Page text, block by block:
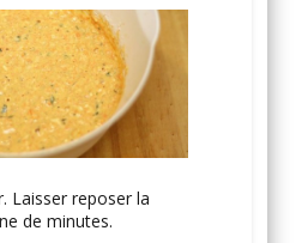
Laisser reposer la
de minutes.